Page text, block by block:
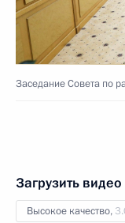
Заседание Совета по
Загрузить видео
Высокое качество,